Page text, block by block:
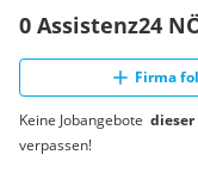
0 Assistenz24
Firma
Keine Jobangebote
verpassen!